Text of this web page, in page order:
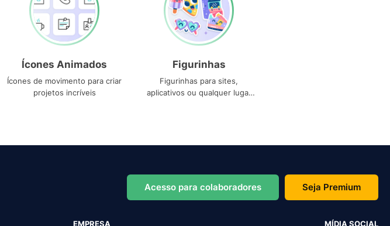
Ícones Animados
Ícones de movimento para criar
projetos incríveis
Figurinhas
Figurinhas para sites,
aplicativos ou qualquer lugar
Acesso para colaboradores Seja Premium
EMPRESA MÍDIA SOCIAL